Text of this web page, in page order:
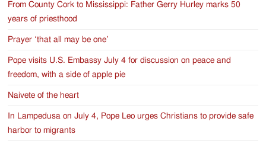
From County Cork to Mississippi: Father Gerry Hurley marks 50
years of priesthood
Prayer ‘that all may be one’
Pope visits U.S. Embassy July 4 for discussion on peace and
freedom, with a side of apple pie
Naivete of the heart
In Lampedusa on July 4, Pope Leo urges Christians to provide safe
harbor to migrants